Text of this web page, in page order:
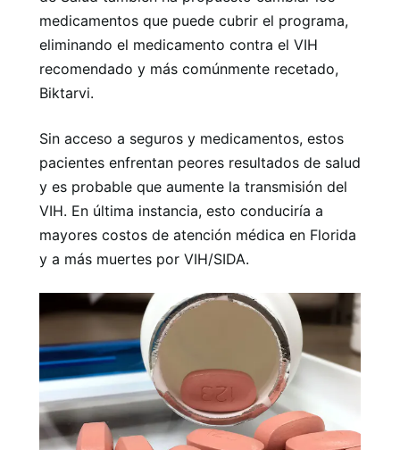
medicamentos que puede cubrir el programa,
eliminando el medicamento contra el VIH
recomendado y más comúnmente recetado,
Biktarvi.
Sin acceso a seguros y medicamentos, estos
pacientes enfrentan peores resultados de salud
y es probable que aumente la transmisión del
VIH. En última instancia, esto conduciría a
mayores costos de atención médica en Florida
y a más muertes por VIH/SIDA.